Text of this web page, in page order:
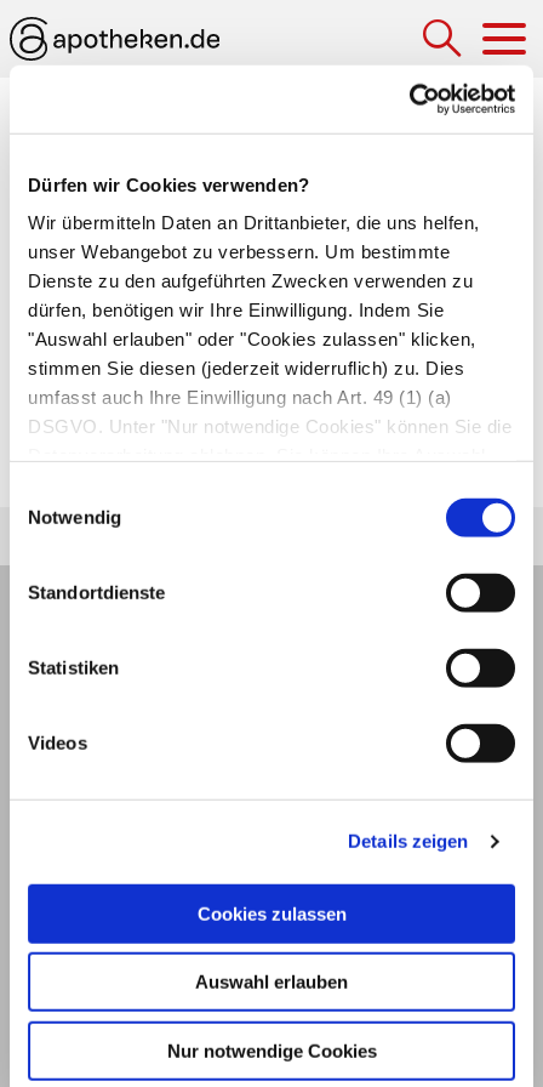
Dürfen wir Cookies verwenden?
Wir übermitteln Daten an Drittanbieter, die uns helfen,
unser Webangebot zu verbessern. Um bestimmte
Dienste zu den aufgeführten Zwecken verwenden zu
dürfen, benötigen wir Ihre Einwilligung. Indem Sie
"Auswahl erlauben" oder "Cookies zulassen" klicken,
stimmen Sie diesen (jederzeit widerruflich) zu. Dies
umfasst auch Ihre Einwilligung nach Art. 49 (1) (a)
DSGVO. Unter "Nur notwendige Cookies" können Sie die
Notwendig
Standortdienste
Statistiken
Videos
Details zeigen
Cookies zulassen
Auswahl erlauben
Nur notwendige Cookies
Gefäß (Vas)
Röhrenförmige Gebilde, die Flüssigkeiten durch
den Körper leiten.Arterientransportieren
sauerstoffreiches Blut,Venen sauerstoffarmes
Blutgefäße). DieLymphgefäßesammelt die aus
den Arterien austretende Blutflüssigkeit. Diese
so genannte Lymphe ernährt die Körperzellen
und wehrt Krankheitserreger ab.
Autor*innen
© 2026
Impressum und Nutzungsbedingungen
Datenschutz Privatsphäre
Qualitätsrichtlinien Barrierefreiheit